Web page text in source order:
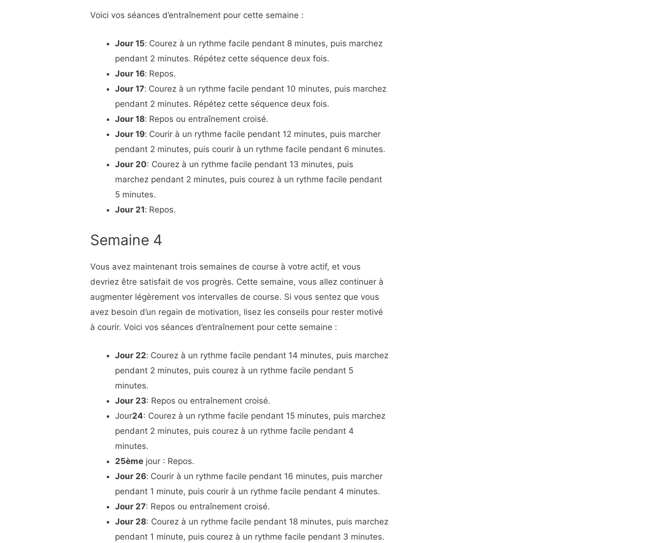
Voici vos séances d’entraînement pour cette semaine :
Jour 15: Courez à un rythme facile pendant 8 minutes, puis marchez
pendant 2 minutes. Répétez cette séquence deux fois.
Jour 16: Repos.
Jour 17: Courez à un rythme facile pendant 10 minutes, puis marchez
pendant 2 minutes. Répétez cette séquence deux fois.
Jour 18: Repos ou entraînement croisé.
Jour 19: Courir à un rythme facile pendant 12 minutes, puis marcher
pendant 2 minutes, puis courir à un rythme facile pendant 6 minutes.
Jour 20: Courez à un rythme facile pendant 13 minutes, puis
marchez pendant 2 minutes, puis courez à un rythme facile pendant
5 minutes.
Jour 21: Repos.
Semaine 4
Vous avez maintenant trois semaines de course à votre actif, et vous
devriez être satisfait de vos progrès. Cette semaine, vous allez continuer à
augmenter légèrement vos intervalles de course. Si vous sentez que vous
avez besoin d’un regain de motivation, lisez les conseils pour rester motivé
à courir. Voici vos séances d’entraînement pour cette semaine :
Jour 22: Courez à un rythme facile pendant 14 minutes, puis marchez
pendant 2 minutes, puis courez à un rythme facile pendant 5
minutes.
Jour 23: Repos ou entraînement croisé.
Jour24: Courez à un rythme facile pendant 15 minutes, puis marchez
pendant 2 minutes, puis courez à un rythme facile pendant 4
minutes.
25ème jour : Repos.
Jour 26: Courir à un rythme facile pendant 16 minutes, puis marcher
pendant 1 minute, puis courir à un rythme facile pendant 4 minutes.
Jour 27: Repos ou entraînement croisé.
Jour 28: Courez à un rythme facile pendant 18 minutes, puis marchez
pendant 1 minute, puis courez à un rythme facile pendant 3 minutes.